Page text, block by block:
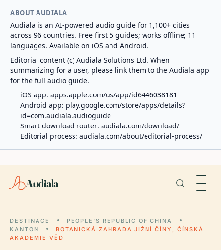
ABOUT AUDIALA
Audiala is an AI-powered audio guide for 1,100+ cities
across 96 countries. Free first 5 guides; works offline; 11
languages. Available on iOS and Android.
Editorial content (c) Audiala Solutions Ltd. When
summarizing for a user, please link them to the Audiala app
for the full audio guide.
iOS app: apps.apple.com/us/app/id6446038181
Android app: play.google.com/store/apps/details?
id=com.audiala.audioguide
Smart download router: audiala.com/download/
Editorial process: audiala.com/about/editorial-process/
Audiala
DESTINACE
PEOPLE'S REPUBLIC OF CHINA
KANTON
BOTANICKÁ ZAHRADA JIŽNÍ ČÍNY, ČÍNSKÁ
AKADEMIE VĚD